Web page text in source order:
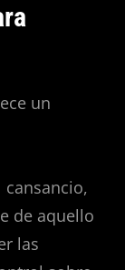
un
de aquello
las